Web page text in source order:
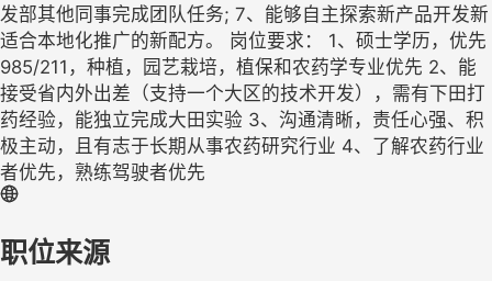
发部其他同事完成团队任务; 7、能够自主探索新产品开发新
适合本地化推广的新配方。 岗位要求： 1、硕士学历，优先
985/211，种植，园艺栽培，植保和农药学专业优先 2、能
接受省内外出差（支持一个大区的技术开发），需有下田打
药经验，能独立完成大田实验 3、沟通清晰，责任心强、积
极主动，且有志于长期从事农药研究行业 4、了解农药行业
者优先，熟练驾驶者优先
职位来源